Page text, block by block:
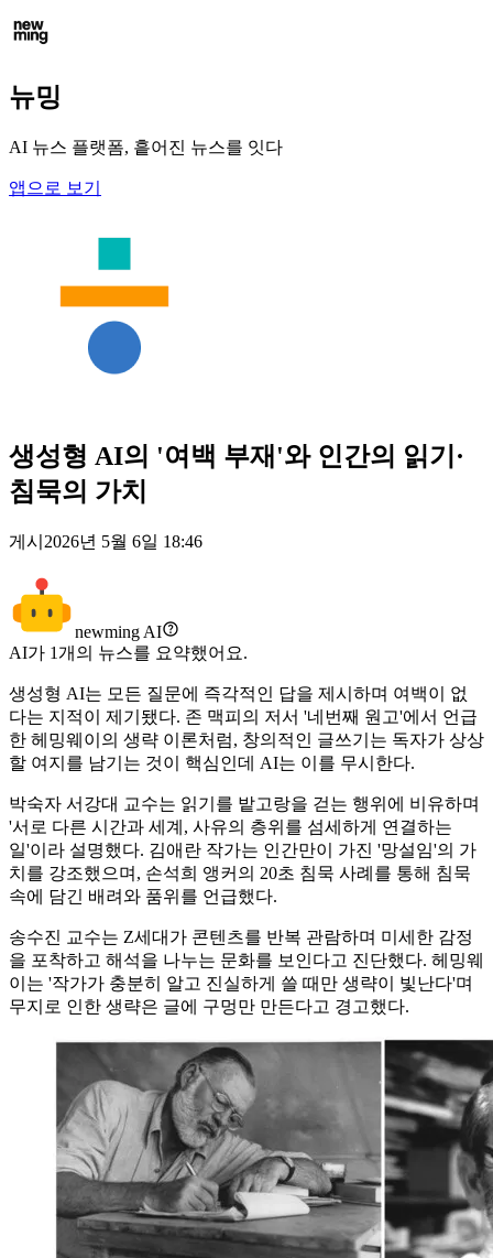
뉴밍
AI 뉴스 플랫폼, 흩어진 뉴스를 잇다
앱으로 보기
생성형 AI의 '여백 부재'와 인간의 읽기·
침묵의 가치
게시 2026년 5월 6일 18:46
newming AI
AI가 1개의 뉴스를 요약했어요.
생성형 AI는 모든 질문에 즉각적인 답을 제시하며 여백이 없
다는 지적이 제기됐다. 존 맥피의 저서 '네번째 원고'에서 언급
한 헤밍웨이의 생략 이론처럼, 창의적인 글쓰기는 독자가 상상
할 여지를 남기는 것이 핵심인데 AI는 이를 무시한다.
박숙자 서강대 교수는 읽기를 밭고랑을 걷는 행위에 비유하며
'서로 다른 시간과 세계, 사유의 층위를 섬세하게 연결하는
일'이라 설명했다. 김애란 작가는 인간만이 가진 '망설임'의 가
치를 강조했으며, 손석희 앵커의 20초 침묵 사례를 통해 침묵
속에 담긴 배려와 품위를 언급했다.
송수진 교수는 Z세대가 콘텐츠를 반복 관람하며 미세한 감정
을 포착하고 해석을 나누는 문화를 보인다고 진단했다. 헤밍웨
이는 '작가가 충분히 알고 진실하게 쓸 때만 생략이 빛난다'며
무지로 인한 생략은 글에 구멍만 만든다고 경고했다.